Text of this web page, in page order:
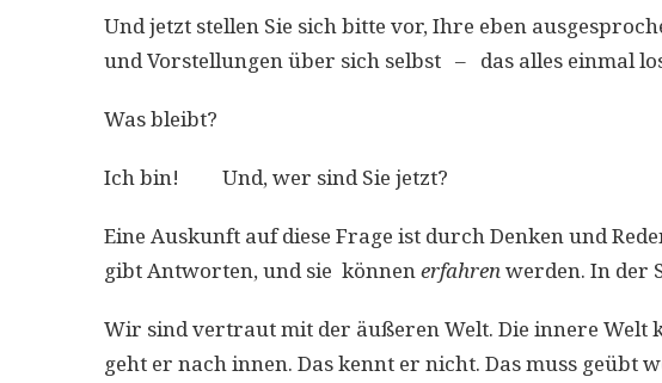
Und jetzt stellen Sie sich bitte vor, Ihre eben
und Vorstellungen über sich selbst – das alles einmal
Was bleibt?
Ich bin! Und, wer sind Sie jetzt?
Eine Auskunft auf diese Frage ist durch Denken und
gibt Antworten, und sie könnenerfahrenwerden. In der
Wir sind vertraut mit der äußeren Welt. Die innere Welt
geht er nach innen. Das kennt er nicht. Das muss geübt